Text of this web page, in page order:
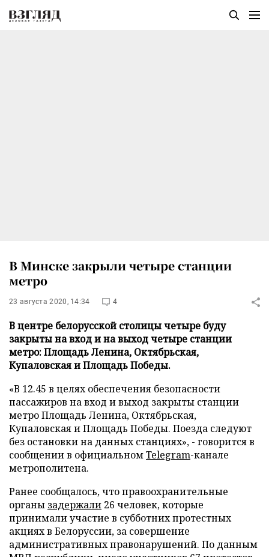
В Минске закрыли четыре станции
метро
23 августа 2020, 14:34 4
В центре белорусской столицы четыре буду
закрыты на вход и на выход четыре станции
метро: Площадь Ленина, Октябрьская,
Купаловская и Площадь Победы.
«В 12.45 в целях обеспечения безопасности
пассажиров на вход и выход закрыты станции
метро Площадь Ленина, Октябрьская,
Купаловская и Площадь Победы. Поезда следуют
без остановки на данных станциях», - говорится в
сообщении в официальномTelegram-канале
метрополитена.
Ранее сообщалось, что правоохранительные
органы задержали 26 человек, которые
принимали участие в субботних протестных
акциях в Белоруссии, за совершение
административных правонарушений. По данным